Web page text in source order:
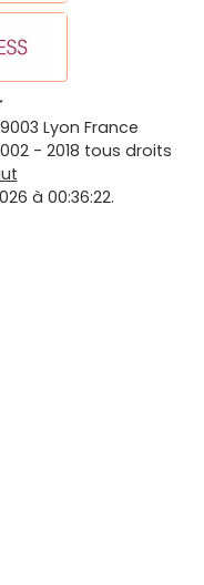
Lyon France
- 2018 tous droits
à 00:36:22.